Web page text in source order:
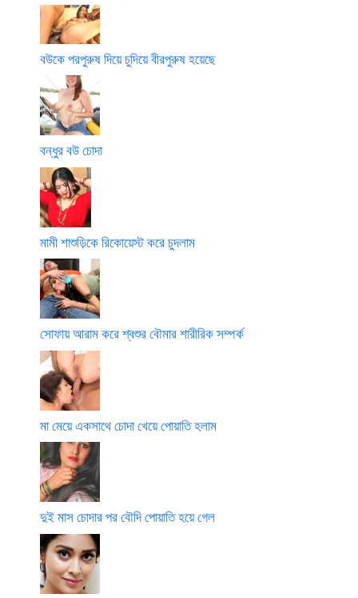
বউকে পরপুরুষ দিয়ে চুদিয়ে বীরপুরুষ হয়েছে
বন্ধুর বউ চোদা
মামী শাশুড়িকে রিকোয়েস্ট করে চুদলাম
সোফায় আরাম করে শ্বশুর বৌমার শারীরিক সম্পর্ক
মা মেয়ে একসাথে চোদা খেয়ে পোয়াতি হলাম
দুই মাস চোদার পর বৌদি পোয়াতি হয়ে গেল